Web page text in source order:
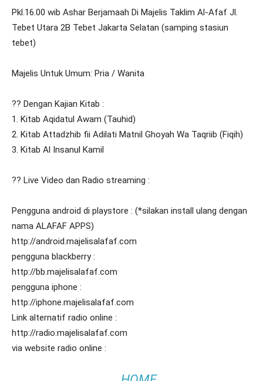
Pkl.16.00 wib Ashar Berjamaah Di Majelis Taklim Al-Afaf Jl.
Tebet Utara 2B Tebet Jakarta Selatan (samping stasiun
tebet)
Majelis Untuk Umum: Pria / Wanita
?? Dengan Kajian Kitab :
1. Kitab Aqidatul Awam (Tauhid)
2. Kitab Attadzhib fii Adilati Matnil Ghoyah Wa Taqriib (Fiqih)
3. Kitab Al Insanul Kamil
?? Live Video dan Radio streaming :
Pengguna android di playstore : (*silakan install ulang dengan
nama ALAFAF APPS)
http://android.majelisalafaf.com
pengguna blackberry :
http://bb.majelisalafaf.com
pengguna iphone :
http://iphone.majelisalafaf.com
Link alternatif radio online :
http://radio.majelisalafaf.com
via website radio online :